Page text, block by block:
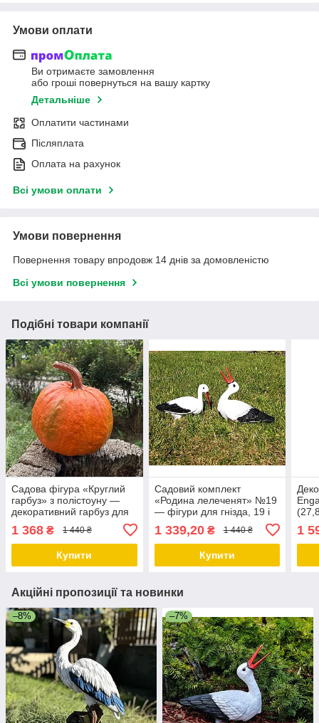
Умови оплати
Ви отримаєте замовлення
або гроші повернуться на вашу картку
Детальніше
Оплатити частинами
Післяплата
Оплата на рахунок
Всі умови оплати
Умови повернення
Повернення товару впродовж 14 днів за домовленістю
Всі умови повернення
Подібні товари компанії
Садова фігура «Круглий
гарбуз» з полістоуну —
декоративний гарбуз для
ландшафтного дизайну,
висота 25 см
1 368 ₴ 1 440 ₴
Купити
Садовий комплект
«Родина лелеченят» №19
— фігури для гнізда, 19 і
1 339,20₴ 1 440 ₴
Купити
1
Акційні пропозиції та новинки
–8% –7%